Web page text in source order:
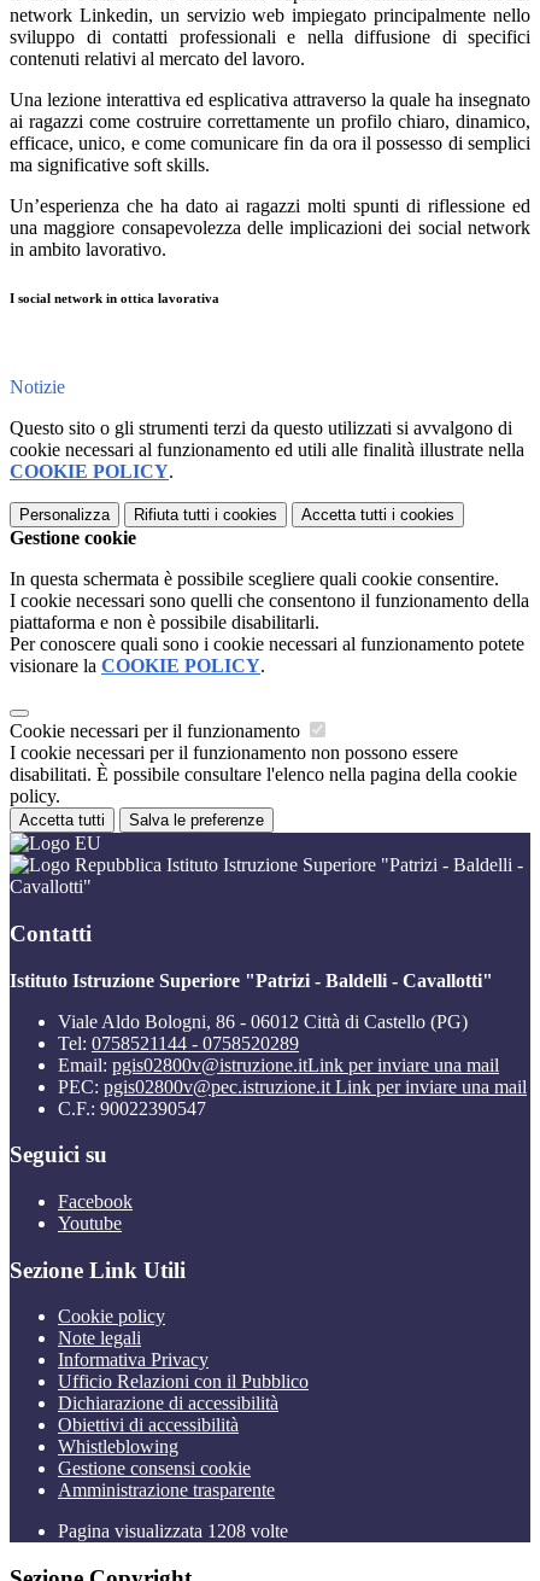
network Linkedin, un servizio web impiegato principalmente nello
sviluppo di contatti professionali e nella diffusione di specifici
contenuti relativi al mercato del lavoro.
Una lezione interattiva ed esplicativa attraverso la quale ha insegnato
ai ragazzi come costruire correttamente un profilo chiaro, dinamico,
efficace, unico, e come comunicare fin da ora il possesso di semplici
ma significative soft skills.
Un’esperienza che ha dato ai ragazzi molti spunti di riflessione ed
una maggiore consapevolezza delle implicazioni dei social network
in ambito lavorativo.
I social network in ottica lavorativa
Notizie
Questo sito o gli strumenti terzi da questo utilizzati si avvalgono di
cookie necessari al funzionamento ed utili alle finalità illustrate nella
COOKIE POLICY.
Personalizza Rifiuta tutti i cookies Accetta tutti i cookies
Gestione cookie
In questa schermata è possibile scegliere quali cookie consentire.
I cookie necessari sono quelli che consentono il funzionamento della
piattaforma e non è possibile disabilitarli.
Per conoscere quali sono i cookie necessari al funzionamento potete
visionare la COOKIE POLICY.
Cookie necessari per il funzionamento
I cookie necessari per il funzionamento non possono essere
disabilitati. È possibile consultare l'elenco nella pagina della cookie
policy.
Accetta tutti Salva le preferenze
Istituto Istruzione Superiore "Patrizi - Baldelli -
Cavallotti"
Contatti
Istituto Istruzione Superiore "Patrizi - Baldelli - Cavallotti"
Viale Aldo Bologni, 86 - 06012 Città di Castello (PG)
Tel: 0758521144 - 0758520289
Email: pgis02800v@istruzione.itLink per inviare una mail
PEC: pgis02800v@pec.istruzione.it Link per inviare una mail
C.F.: 90022390547
Seguici su
Facebook
Youtube
Sezione Link Utili
Cookie policy
Note legali
Informativa Privacy
Ufficio Relazioni con il Pubblico
Dichiarazione di accessibilità
Obiettivi di accessibilità
Whistleblowing
Gestione consensi cookie
Amministrazione trasparente
Pagina visualizzata 1208 volte